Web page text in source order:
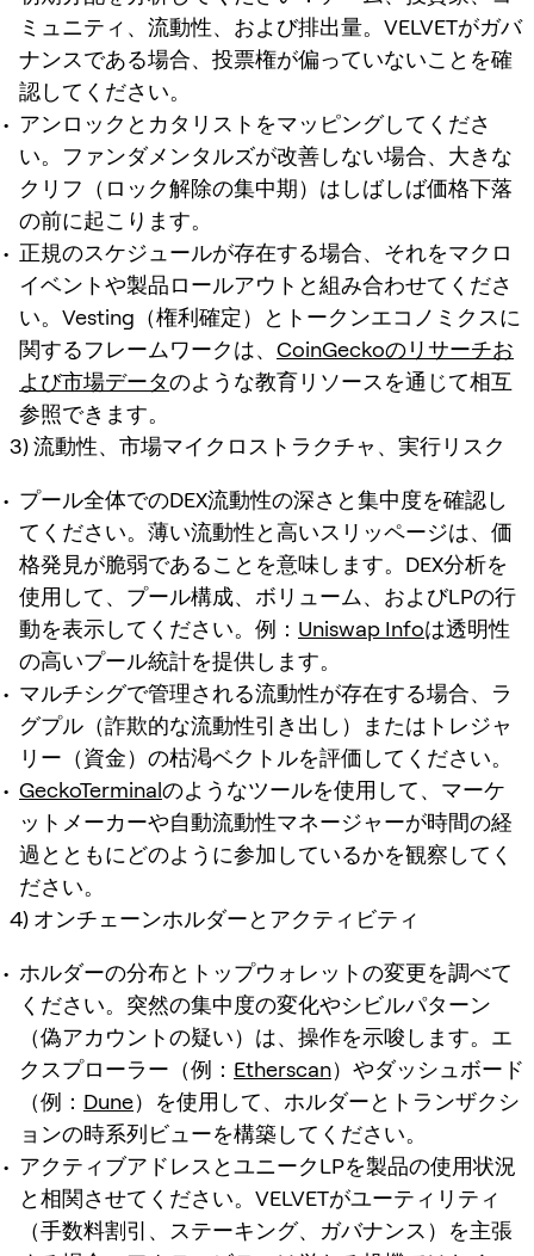
ミュニティ、流動性、および排出量。VELVETがガバ
ナンスである場合、投票権が偏っていないことを確
認してください。
アンロックとカタリストをマッピングしてくださ
い。ファンダメンタルズが改善しない場合、大きな
クリフ（ロック解除の集中期）はしばしば価格下落
の前に起こります。
正規のスケジュールが存在する場合、それをマクロ
イベントや製品ロールアウトと組み合わせてくださ
い。Vesting（権利確定）とトークンエコノミクスに
関するフレームワークは、 CoinGeckoのリサーチお
よび市場データのような教育リソースを通じて相互
参照できます。
3) 流動性、市場マイクロストラクチャ、実行リスク
プール全体でのDEX流動性の深さと集中度を確認し
てください。薄い流動性と高いスリッページは、価
格発見が脆弱であることを意味します。DEX分析を
使用して、プール構成、ボリューム、およびLPの行
動を表示してください。例： Uniswap Infoは透明性
の高いプール統計を提供します。
マルチシグで管理される流動性が存在する場合、ラ
グプル（詐欺的な流動性引き出し）またはトレジャ
リー（資金）の枯渇ベクトルを評価してください。
GeckoTerminalのようなツールを使用して、マーケ
ットメーカーや自動流動性マネージャーが時間の経
過とともにどのように参加しているかを観察してく
ださい。
4) オンチェーンホルダーとアクティビティ
ホルダーの分布とトップウォレットの変更を調べて
ください。突然の集中度の変化やシビルパターン
（偽アカウントの疑い）は、操作を示唆します。エ
クスプローラー（例： Etherscan）やダッシュボード
（例： Dune）を使用して、ホルダーとトランザクシ
ョンの時系列ビューを構築してください。
アクティブアドレスとユニークLPを製品の使用状況
と相関させてください。VELVETがユーティリティ
（手数料割引、ステーキング、ガバナンス）を主張